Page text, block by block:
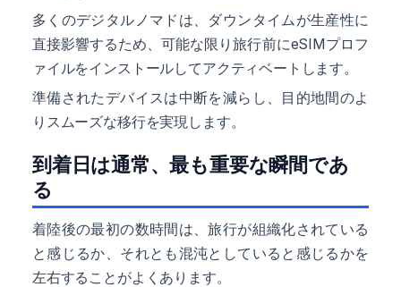
多くのデジタルノマドは、ダウンタイムが生産性に
直接影響するため、可能な限り旅行前にeSIMプロフ
ァイルをインストールしてアクティベートします。
準備されたデバイスは中断を減らし、目的地間のよ
りスムーズな移行を実現します。
到着日は通常、最も重要な瞬間であ
る
着陸後の最初の数時間は、旅行が組織化されている
と感じるか、それとも混沌としていると感じるかを
左右することがよくあります。